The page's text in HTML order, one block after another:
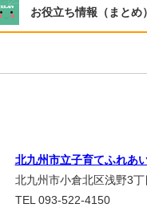
お役立ち情報（まとめ）
北九州市立子育てふれあ
北九州市小倉北区浅野3
TEL 093-522-4150